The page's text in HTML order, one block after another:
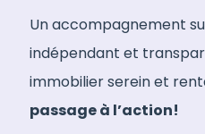
Un accompagnement
indépendant et
immobilier serein et
passage à l’action!